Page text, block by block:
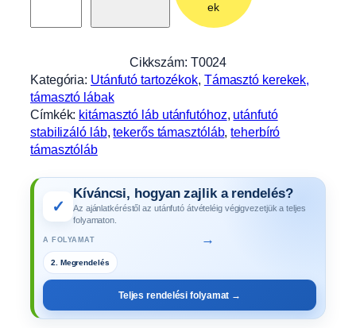
á
m
a
s
z
ó
0
ek
Cikkszám: T0024
Kategória: Utánfutó tartozékok, Támasztó kerekek,
támasztó lábak
Címkék: kitámasztó láb utánfutóhoz, utánfutó
stabilizáló láb, tekerős támasztóláb, teherbíró
támasztóláb
✓
Kíváncsi, hogyan zajlik a rendelés?
Az ajánlatkéréstől az utánfutó átvételéig végigvezetjük a teljes
folyamaton.
A FOLYAMAT →
3. Gyártás
Teljes rendelési folyamat →